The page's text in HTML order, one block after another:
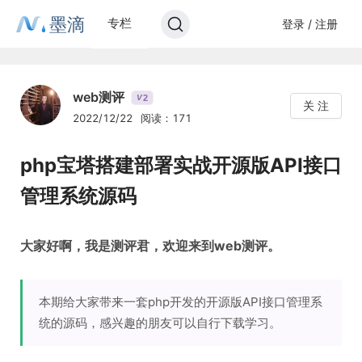
墨滴 专栏 登录 / 注册
web测评 V2
2022/12/22 阅读：171
关 注
php宝塔搭建部署实战开源版API接口
管理系统源码
大家好啊，我是测评君，欢迎来到web测评。
本期给大家带来一套php开发的开源版API接口管理系
统的源码，感兴趣的朋友可以自行下载学习。